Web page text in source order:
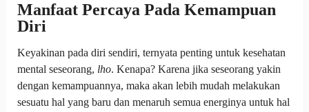
Manfaat Percaya Pada Kemampuan
Diri
Keyakinan pada diri sendiri, ternyata penting untuk kesehatan
mental seseorang, lho. Kenapa? Karena jika seseorang yakin
dengan kemampuannya, maka akan lebih mudah melakukan
sesuatu hal yang baru dan menaruh semua energinya untuk hal